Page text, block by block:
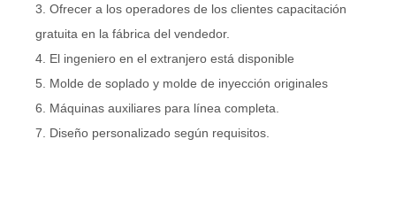
3. Ofrecer a los operadores de los clientes capacitación
gratuita en la fábrica del vendedor.
4. El ingeniero en el extranjero está disponible
5. Molde de soplado y molde de inyección originales
6. Máquinas auxiliares para línea completa.
7. Diseño personalizado según requisitos.